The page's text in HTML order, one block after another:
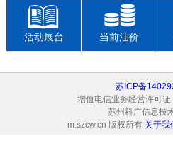
活动展台 当前油价
苏ICP备
增值电信业务经营许可
苏州科广信息技
m.szcw.cn 版权所有 关于我